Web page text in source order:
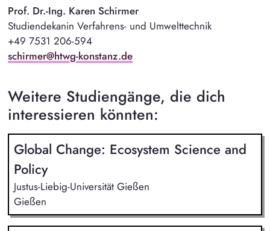
Prof. Dr.-Ing. Karen Schirmer
Studiendekanin Verfahrens- und Umwelttechnik
+49 7531 206-594
schirmer@htwg-konstanz.de
Weitere Studiengänge, die dich
interessieren könnten:
Global Change: Ecosystem Science and
Policy
Justus-Liebig-Universität Gießen
Gießen